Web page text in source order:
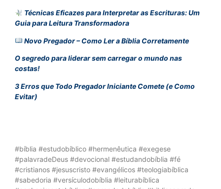
Técnicas Eficazes para Interpretar as Escrituras: Um
Guia para Leitura Transformadora
Novo Pregador – Como Ler a Bíblia Corretamente
O segredo para liderar sem carregar o mundo nas
costas!
3 Erros que Todo Pregador Iniciante Comete (e Como
Evitar)
#bíblia #estudobíblico #hermenêutica #exegese
#palavradeDeus #devocional #estudandobíblia #fé
#cristianos #jesuscristo #evangélicos #teologiabíblica
#sabedoria #versículodobíblia #leiturabíblica